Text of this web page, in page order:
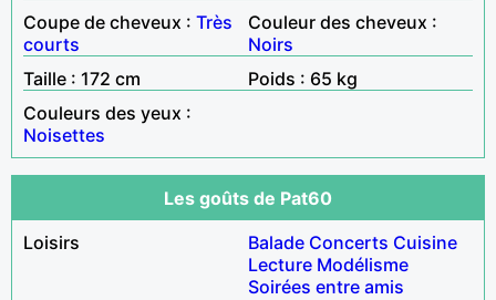
Coupe de cheveux : Très
courts
Couleur des cheveux :
Noirs
Taille : 172 cm
Poids : 65 kg
Couleurs des yeux :
Noisettes
Les goûts de Pat60
Loisirs
Balade Concerts Cuisine
Lecture Modélisme
Soirées entre amis